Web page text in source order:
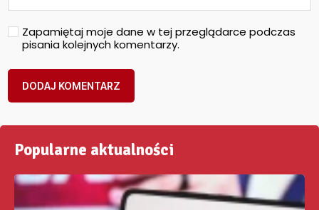
Zapamiętaj moje dane w tej przeglądarce podczas
pisania kolejnych komentarzy.
Popularne aktualności